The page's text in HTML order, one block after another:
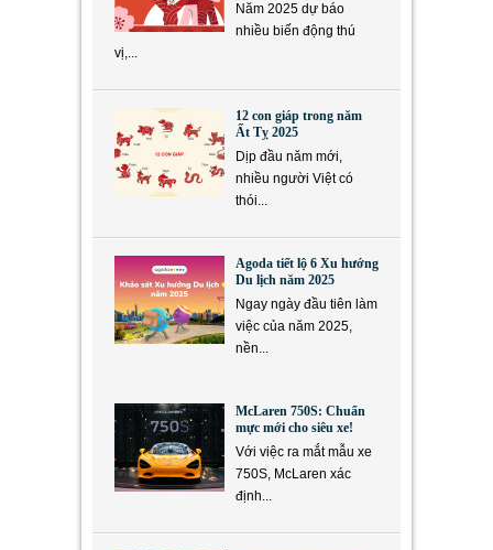
Năm 2025 dự báo
nhiều biến động thú
vị,...
12 con giáp trong năm
Ất Tỵ 2025
Dịp đầu năm mới,
nhiều người Việt có
thói...
Agoda tiết lộ 6 Xu hướng
Du lịch năm 2025
Ngay ngày đầu tiên làm
việc của năm 2025,
nền...
McLaren 750S: Chuẩn
mực mới cho siêu xe!
Với việc ra mắt mẫu xe
750S, McLaren xác
định...